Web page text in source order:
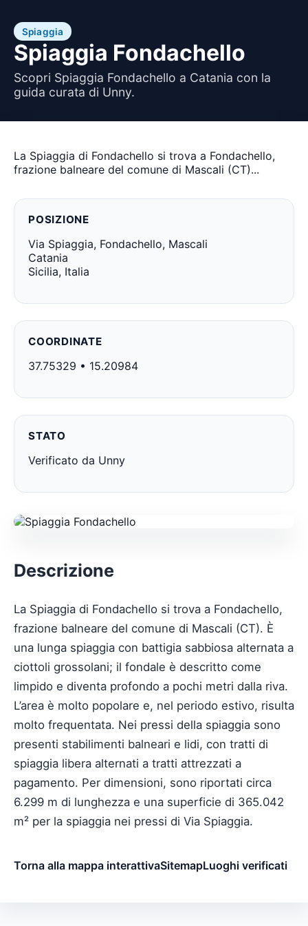
Spiaggia
Spiaggia Fondachello
Scopri Spiaggia Fondachello a Catania con la
guida curata di Unny.
La Spiaggia di Fondachello si trova a Fondachello,
frazione balneare del comune di Mascali (CT)...
POSIZIONE
Via Spiaggia, Fondachello, Mascali
Catania
Sicilia, Italia
COORDINATE
37.75329 • 15.20984
STATO
Verificato da Unny
Descrizione
La Spiaggia di Fondachello si trova a Fondachello,
frazione balneare del comune di Mascali (CT). È
una lunga spiaggia con battigia sabbiosa alternata a
ciottoli grossolani; il fondale è descritto come
limpido e diventa profondo a pochi metri dalla riva.
L’area è molto popolare e, nel periodo estivo, risulta
molto frequentata. Nei pressi della spiaggia sono
presenti stabilimenti balneari e lidi, con tratti di
spiaggia libera alternati a tratti attrezzati a
pagamento. Per dimensioni, sono riportati circa
6.299 m di lunghezza e una superficie di 365.042
m² per la spiaggia nei pressi di Via Spiaggia.
Torna alla mappa interattivaSitemapLuoghi verificati